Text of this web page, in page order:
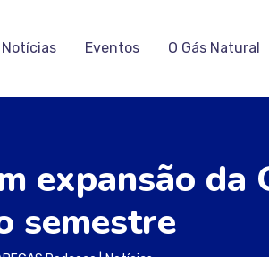
Notícias Eventos O Gás Natural
expansão da
semestre